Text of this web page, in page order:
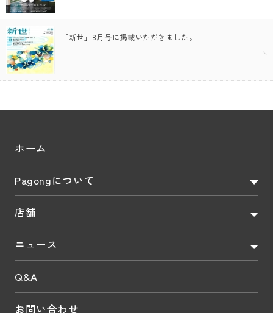
「新世」8月号に掲載いただきました。
ホーム
Pagongについて
店舗
ニュース
Q&A
お問い合わせ